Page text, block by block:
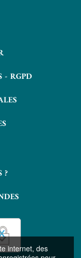
internet, des
- RGPD
?